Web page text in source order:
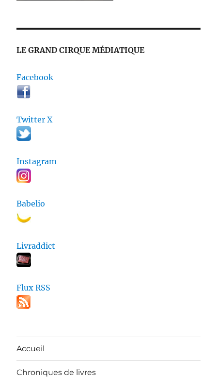
LE GRAND CIRQUE MÉDIATIQUE
Facebook
Twitter X
Instagram
Babelio
Livraddict
Flux RSS
Accueil
Chroniques de livres